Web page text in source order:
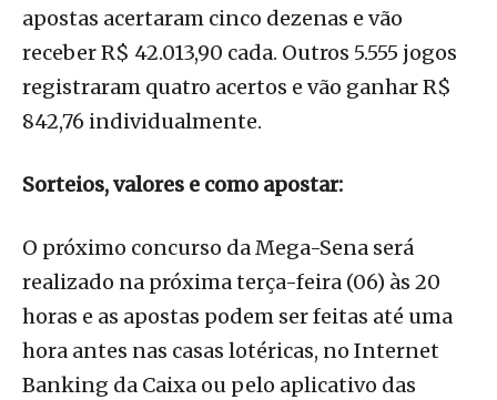
apostas acertaram cinco dezenas e vão
receber R$ 42.013,90 cada. Outros 5.555 jogos
registraram quatro acertos e vão ganhar R$
842,76 individualmente.
Sorteios, valores e como apostar:
O próximo concurso da Mega-Sena será
realizado na próxima terça-feira (06) às 20
horas e as apostas podem ser feitas até uma
hora antes nas casas lotéricas, no Internet
Banking da Caixa ou pelo aplicativo das